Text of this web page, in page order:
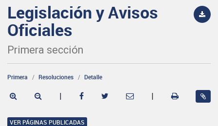
Legislación y Avisos
Oficiales
Primera sección
Primera Resoluciones Detalle
| |
VER PÁGINAS PUBLICADAS